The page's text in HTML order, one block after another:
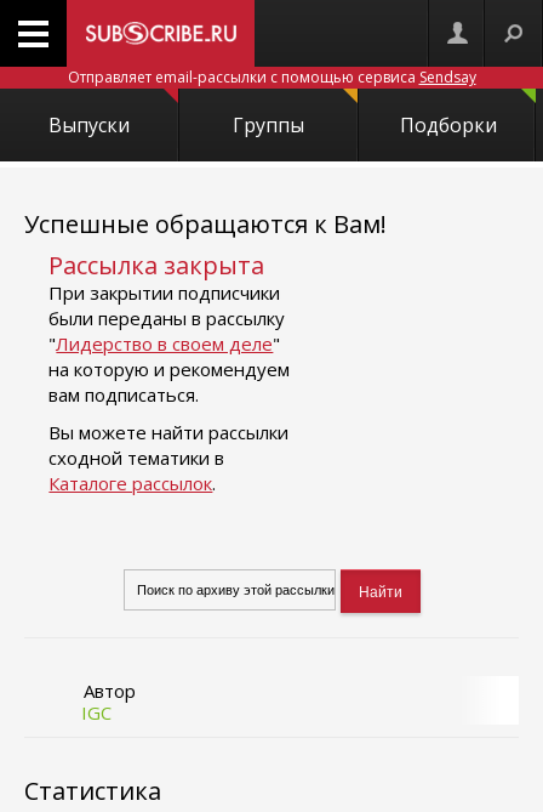
Отправляет email-рассылки с помощью сервиса Sendsay
Выпуски Группы Подборки
Успешные обращаются к Вам!
Рассылка закрыта
При закрытии подписчики
были переданы в рассылку
"Лидерство в своем деле"
на которую и рекомендуем
вам подписаться.
Вы можете найти рассылки
сходной тематики в
Каталоге рассылок.
Автор
IGC
Статистика